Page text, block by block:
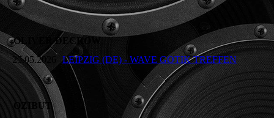
OLIVER DECROW
25.05.2026
LEIPZIG (DE) - WAVE GOTIK TREFFEN
OZIBUT